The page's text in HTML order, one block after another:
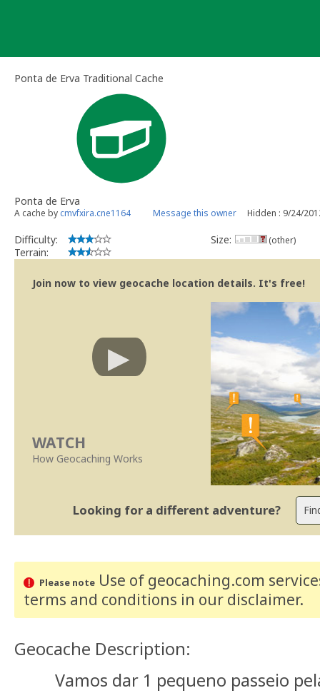
Ponta de Erva Traditional Cache
Ponta de Erva
A cache by cmvfxira.cne1164 Message this owner Hidden : 9/24/
Difficulty:
Terrain:
Size: (other)
Join now to view geocache location details. It's free!
WATCH
How Geocaching Works
Looking for a different adventure?
Please noteUse of geocaching.com
terms and conditions in our disclaimer.
Geocache Description:
Vamos dar 1 pequeno passeio